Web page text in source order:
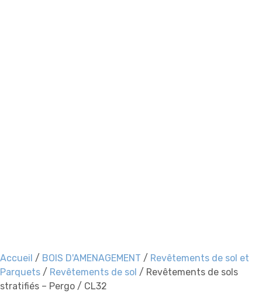
Accueil / BOIS D'AMENAGEMENT / Revêtements de sol et
Parquets / Revêtements de sol / Revêtements de sols
stratifiés – Pergo / CL32